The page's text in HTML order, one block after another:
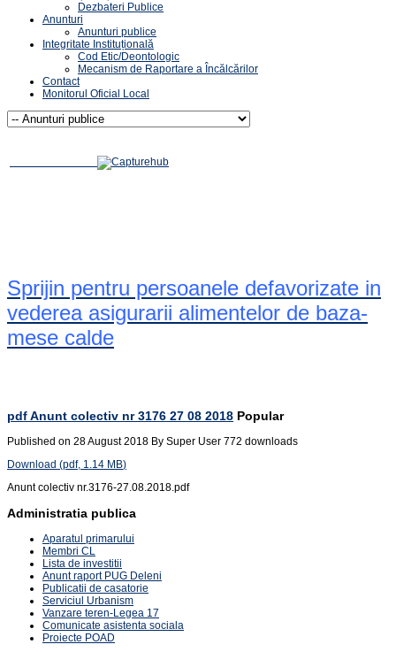
Dezbateri Publice
Anunturi
Anunturi publice
Integritate Instituțională
Cod Etic/Deontologic
Mecanism de Raportare a Încălcărilor
Contact
Monitorul Oficial Local
Sprijin pentru persoanele defavorizate in
vederea asigurarii alimentelor de baza-
mese calde
pdfAnunt colectiv nr 3176 27 08 2018 Popular
Published on 28 August 2018 By Super User 772 downloads
Download (pdf, 1.14 MB)
Anunt colectiv nr.3176-27.08.2018.pdf
Administratia publica
Aparatul primarului
Membri CL
Lista de investitii
Anunt raport PUG Deleni
Publicatii de casatorie
Serviciul Urbanism
Vanzare teren-Legea 17
Comunicate asistenta sociala
Proiecte POAD